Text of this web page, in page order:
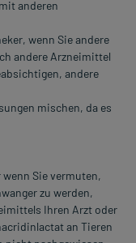
anderen
wenn Sie andere
andere Arzneimittel
andere
mischen, da es
Sie vermuten,
zu werden,
Ihren Arzt oder
an Tieren